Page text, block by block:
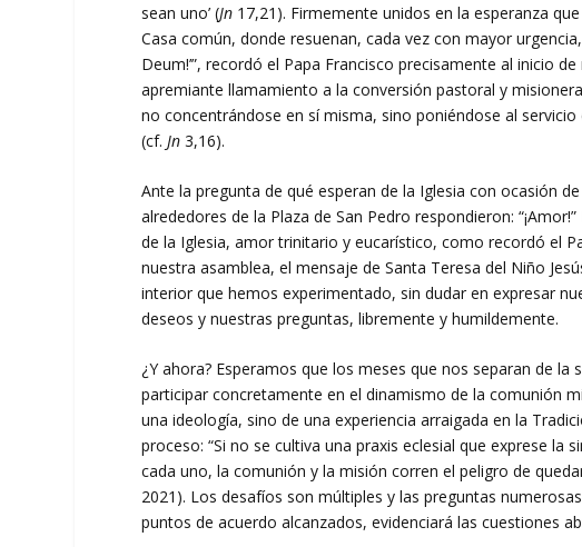
sean uno’ (Jn 17,21). Firmemente unidos en la esperanza
Casa común, donde resuenan, cada vez con mayor
Deum!’”, recordó el Papa Francisco precisamente al inicio
apremiante llamamiento a la conversión pastoral y
no concentrándose en sí misma, sino poniéndose al
(cf. Jn 3,16).
Ante la pregunta de qué esperan de la Iglesia con ocasión
alrededores de la Plaza de San Pedro respondieron:
de la Iglesia, amor trinitario y eucarístico, como recordó el
nuestra asamblea, el mensaje de Santa Teresa del Niño
interior que hemos experimentado, sin dudar en expresar
deseos y nuestras preguntas, libremente y humildemente.
¿Y ahora? Esperamos que los meses que nos separan de
participar concretamente en el dinamismo de la comunión
una ideología, sino de una experiencia arraigada en la
proceso: “Si no se cultiva una praxis eclesial que exprese
cada uno, la comunión y la misión corren el peligro de
2021). Los desafíos son múltiples y las preguntas
puntos de acuerdo alcanzados, evidenciará las cuestiones